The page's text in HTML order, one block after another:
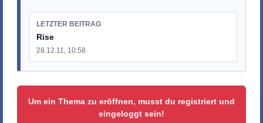
LETZTER BEITRAG
Rise
28.12.11, 10:58
Um ein Thema zu eröffnen, musst du registriert und
eingeloggt sein!